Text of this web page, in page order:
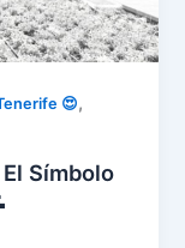
😍,
Símbolo